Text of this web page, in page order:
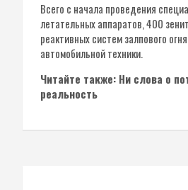
Всего с начала проведения
летательных аппаратов, 400
реактивных систем залпового
автомобильной техники.
Читайте также: Ни слова о
реальность